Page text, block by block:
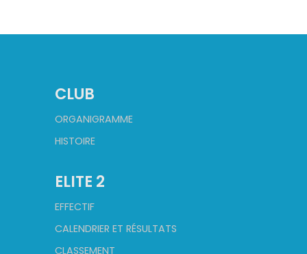
CLUB
ORGANIGRAMME
HISTOIRE
ELITE 2
EFFECTIF
CALENDRIER ET RÉSULTATS
CLASSEMENT